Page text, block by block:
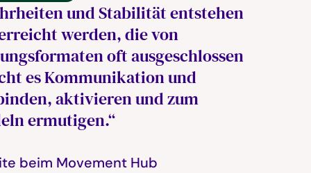
und Stabilität entstehen
werden, die von
oft ausgeschlossen
es Kommunikation und
aktivieren und zum
ermutigen.“
beim Movement Hub